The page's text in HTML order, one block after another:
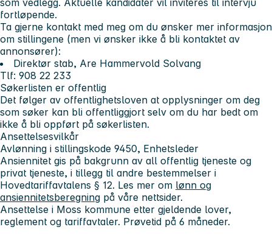
som vedlegg. Aktuelle kandidater vil inviteres til intervju
fortløpende.
Ta gjerne kontakt med meg om du ønsker mer informasjon
om stillingene (men vi ønsker ikke å bli kontaktet av
annonsører):
Direktør stab, Are Hammervold Solvang
Tlf: 908 22 233
Søkerlisten er offentlig
Det følger av offentlighetsloven at opplysninger om deg
som søker kan bli offentliggjort selv om du har bedt om
ikke å bli oppført på søkerlisten.
Ansettelsesvilkår
Avlønning i stillingskode 9450, Enhetsleder
Ansiennitet gis på bakgrunn av all offentlig tjeneste og
privat tjeneste, i tillegg til andre bestemmelser i
Hovedtariffavtalens § 12. Les mer om lønn og
ansiennitetsberegning på våre nettsider.
Ansettelse i Moss kommune etter gjeldende lover,
reglement og tariffavtaler. Prøvetid på 6 måneder.